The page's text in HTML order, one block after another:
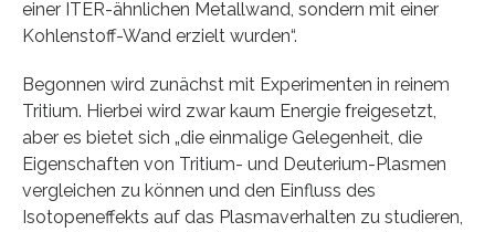
einer ITER-ähnlichen Metallwand, sondern mit einer
Kohlenstoff-Wand erzielt wurden“.
Begonnen wird zunächst mit Experimenten in reinem
Tritium. Hierbei wird zwar kaum Energie freigesetzt,
aber es bietet sich „die einmalige Gelegenheit, die
Eigenschaften von Tritium- und Deuterium-Plasmen
vergleichen zu können und den Einfluss des
Isotopeneffekts auf das Plasmaverhalten zu studieren,